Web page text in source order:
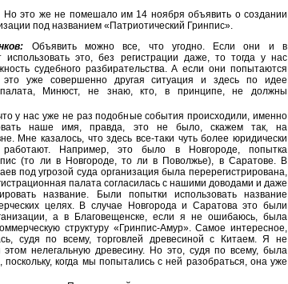
Но это же не помешало им 14 ноября объявить о создании
под названием «Патриотический Гринпис».
Объявить можно все, что угодно. Если они и в
использовать это, без регистрации даже, то тогда у нас
судебного разбирательства. А если они попытаются
это уже совершенно другая ситуация и здесь по идее
палата, Минюст, не знаю, кто, в принципе, не должны
у нас уже не раз подобные события происходили, именно
наше имя, правда, это не было, скажем так, на
Мне казалось, что здесь все-таки чуть более юридически
Например, это было в Новгороде, попытка
(то ли в Новгороде, то ли в Поволжье), в Саратове. В
под угрозой суда организация была перерегистрирована,
палата согласилась с нашими доводами и даже
название. Были попытки использовать название
целях. В случае Новгорода и Саратова это были
а в Благовещенске, если я не ошибаюсь, была
структуру «Гринпис-Амур». Самое интересное,
судя по всему, торговлей древесиной с Китаем. Я не
нелегальную древесину. Но это, судя по всему, была
когда мы попытались с ней разобраться, она уже